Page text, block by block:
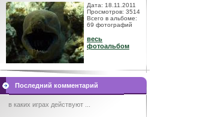
Дата: 18.11.2011
Просмотров: 3514
Всего в альбоме:
69 фотографий
весь
фотоальбом
Последний комментарий
в каких играх действуют ...